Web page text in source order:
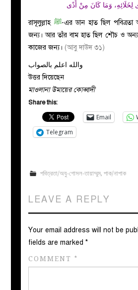
لِخَلَائِهِ، وَمَا كَانَ مِنْ أَذًى
রাসূলুল্লাহ ﷺ-এর ডান হাত ছিল পবিত্রতা
জন্য। আর তাঁর বাম হাত ছিল শৌচ ও
কাজের জন্য। (আবু দাউদ ৩১)
والله اعلم بالصواب
উত্তর দিয়েছেন
মাওলানা উমায়ের কোব্বাদী
Share this:
Email
Telegram
পবিত্রতা/অযু-গোসল-তায়াম্মুম, পাক/নাপাক
LEAVE A REPLY
Your email address will not be
fields are marked*
COMMENT*